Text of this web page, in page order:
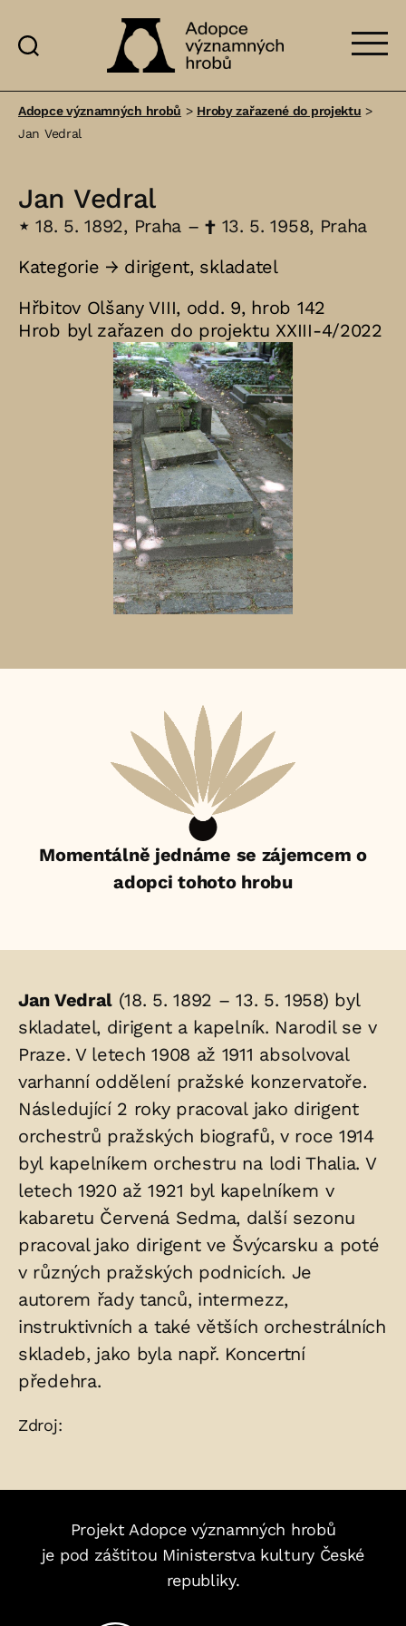
významných
Adopce významných hrobů > Hroby zařazené do projektu >
Jan Vedral
Jan Vedral
⋆ 18. 5. 1892, Praha –†13. 5. 1958, Praha
Kategorie → dirigent, skladatel
Hřbitov Olšany VIII, odd. 9, hrob 142
Hrob byl zařazen do projektu XXIII-4/2022
Momentálně jednáme se zájemcem o
adopci tohoto hrobu
Životopis
osoby/osob
uložených
v
hrobu:
Jan Vedral (18. 5. 1892 – 13. 5. 1958) byl
skladatel, dirigent a kapelník. Narodil se v
Praze. V letech 1908 až 1911 absolvoval
varhanní oddělení pražské konzervatoře.
Následující 2 roky pracoval jako dirigent
orchestrů pražských biografů, v roce 1914
byl kapelníkem orchestru na lodi Thalia. V
letech 1920 až 1921 byl kapelníkem v
kabaretu Červená Sedma, další sezonu
pracoval jako dirigent ve Švýcarsku a poté
v různých pražských podnicích. Je
autorem řady tanců, intermezz,
instruktivních a také větších orchestrálních
skladeb, jako byla např. Koncertní
předehra.
Zdroje:
Zdroj:
Projekt Adopce významných hrobů
je pod záštitou Ministerstva kultury České
republiky.